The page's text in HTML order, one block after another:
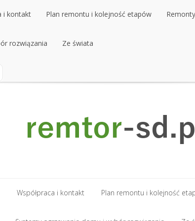
i kontakt
i kontakt
Plan remontu i kolejność etapów
Plan remontu i kolejność etapów
rozwiązania
rozwiązania
Ze świata
Współpraca i kontakt Plan remontu i kolejność